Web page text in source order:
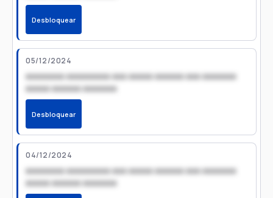
Desbloquear
05/12/2024
xxxxxxxx xxxxxxxxx xxx xxxxx xxxxxx xxx xxxxxxx
xxxxx xxxxxx xxxxxxx
Desbloquear
04/12/2024
xxxxxxxx xxxxxxxxx xxx xxxxx xxxxxx xxx xxxxxxx
xxxxx xxxxxx xxxxxxx